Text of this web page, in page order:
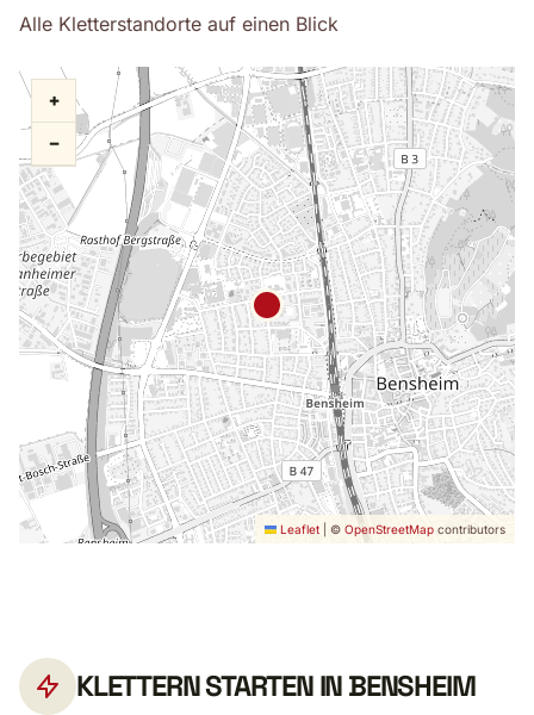
Alle Kletterstandorte auf einen Blick
+
−
Leaflet © OpenStreetMap contributors
KLETTERN STARTEN IN BENSHEIM